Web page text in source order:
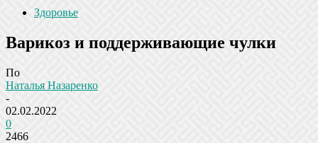
Здоровье
Варикоз и поддерживающие чулки
По
Наталья Назаренко
-
02.02.2022
0
2466